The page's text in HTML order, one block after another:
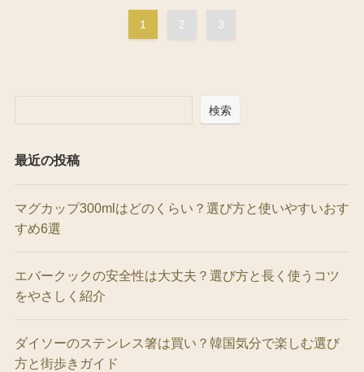
1 2 3
検索
最近の投稿
マグカップ300mlはどのくらい？選び方と使いやすいおす
すめ6選
エバークックの安全性は大丈夫？選び方と長く使うコツ
をやさしく紹介
ダイソーのステンレス箸は買い？韓国気分で楽しむ選び
方と街歩きガイド